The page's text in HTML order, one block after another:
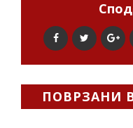
ПОВРЗАНИ